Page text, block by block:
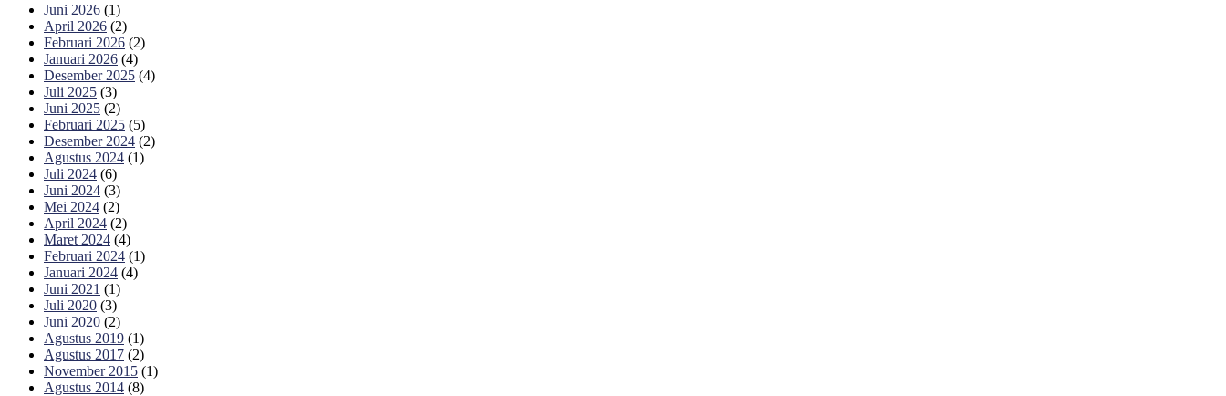
Juni 2026 (1)
April 2026 (2)
Februari 2026 (2)
Januari 2026 (4)
Desember 2025 (4)
Juli 2025 (3)
Juni 2025 (2)
Februari 2025 (5)
Desember 2024 (2)
Agustus 2024 (1)
Juli 2024 (6)
Juni 2024 (3)
Mei 2024 (2)
April 2024 (2)
Maret 2024 (4)
Februari 2024 (1)
Januari 2024 (4)
Juni 2021 (1)
Juli 2020 (3)
Juni 2020 (2)
Agustus 2019 (1)
Agustus 2017 (2)
November 2015 (1)
Agustus 2014 (8)